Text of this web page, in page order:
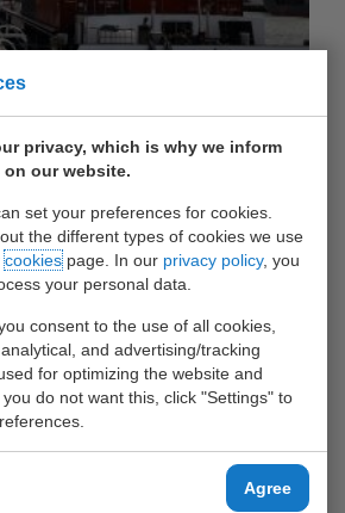
privacy, which is why we inform
our website.
set your preferences for cookies.
the different types of cookies we use
cookiespage. In our privacy policy, you
your personal data.
consent to the use of all cookies,
and advertising/tracking
for optimizing the website and
do not want this, click "Settings" to
Agree
2019 – United Waalhaven Terminals
uit naar Waalhaven terminal.
het depot aan de Waalhaven West
voor truck en binnenvaart. De
door de wens van klanten en het
opening aan de Bunschoten weg
voor de nacht aangevraagd,
containers afgehaald of ingeleverd
Wervenbos van United Waalhaven
is het bieden van ruimere
klanten om bijvoorbeeld via de